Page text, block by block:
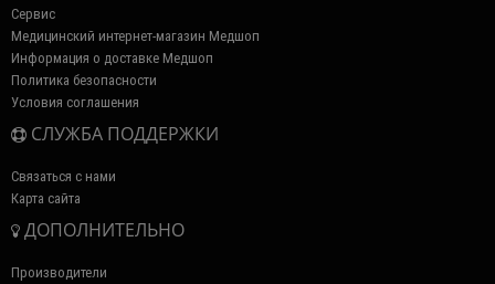
Сервис
Медицинский интернет-магазин Медшоп
Информация о доставке Медшоп
Политика безопасности
Условия соглашения
СЛУЖБА ПОДДЕРЖКИ
Связаться с нами
Карта сайта
ДОПОЛНИТЕЛЬНО
Производители